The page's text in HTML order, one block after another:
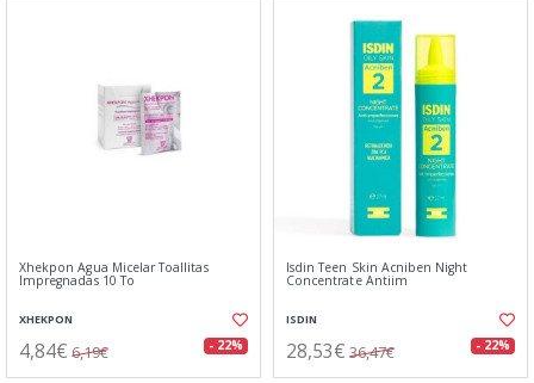
Xhekpon Agua Micelar Toallitas
Impregnadas 10 To
XHEKPON
4,84€ 6,19€ - 22%
Isdin Teen Skin Acniben Night
Concentrate Antiim
ISDIN
28,53€ 36,47€ - 22%